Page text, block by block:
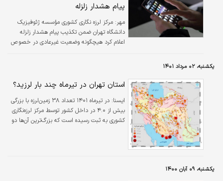
پیام هشدار زلزله
مهر: مرکز لرزه نگاری کشوری مؤسسه ژئوفیزیک
دانشگاه تهران ضمن تکذیب پیام هشدار زلزله
اعلام کرد هیچگونه وضعیت غیرعادی در خصوص
یکشنبه، ۰۲ مرداد ۱۴۰۱
استان تهران در تیرماه چند بار لرزید؟
ايسنا:
در تیرماه ۱۴۰۱ تعداد ۳۸ زمین‌لرزه با بزرگی
بیش از ۴.۰ در داخل کشور توسط مرکز لرزه‌نگاری
کشوری به ثبت رسیده است که بزرگ‌ترین آن‌ها دو
یکشنبه، ۰۹ آبان ۱۴۰۰